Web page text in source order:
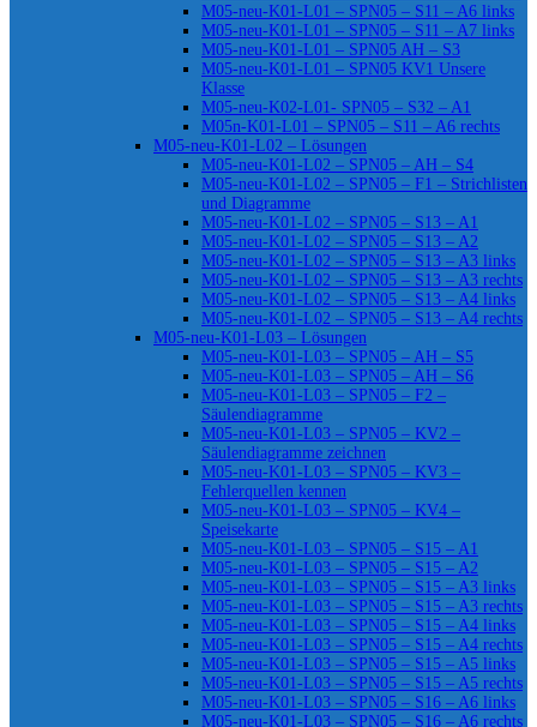
M05-neu-K01-L01 – SPN05 – S11 – A6 links
M05-neu-K01-L01 – SPN05 – S11 – A7 links
M05-neu-K01-L01 – SPN05 AH – S3
M05-neu-K01-L01 – SPN05 KV1 Unsere
Klasse
M05-neu-K02-L01- SPN05 – S32 – A1
M05n-K01-L01 – SPN05 – S11 – A6 rechts
M05-neu-K01-L02 – Lösungen
M05-neu-K01-L02 – SPN05 – AH – S4
M05-neu-K01-L02 – SPN05 – F1 – Strichlisten
und Diagramme
M05-neu-K01-L02 – SPN05 – S13 – A1
M05-neu-K01-L02 – SPN05 – S13 – A2
M05-neu-K01-L02 – SPN05 – S13 – A3 links
M05-neu-K01-L02 – SPN05 – S13 – A3 rechts
M05-neu-K01-L02 – SPN05 – S13 – A4 links
M05-neu-K01-L02 – SPN05 – S13 – A4 rechts
M05-neu-K01-L03 – Lösungen
M05-neu-K01-L03 – SPN05 – AH – S5
M05-neu-K01-L03 – SPN05 – AH – S6
M05-neu-K01-L03 – SPN05 – F2 –
Säulendiagramme
M05-neu-K01-L03 – SPN05 – KV2 –
Säulendiagramme zeichnen
M05-neu-K01-L03 – SPN05 – KV3 –
Fehlerquellen kennen
M05-neu-K01-L03 – SPN05 – KV4 –
Speisekarte
M05-neu-K01-L03 – SPN05 – S15 – A1
M05-neu-K01-L03 – SPN05 – S15 – A2
M05-neu-K01-L03 – SPN05 – S15 – A3 links
M05-neu-K01-L03 – SPN05 – S15 – A3 rechts
M05-neu-K01-L03 – SPN05 – S15 – A4 links
M05-neu-K01-L03 – SPN05 – S15 – A4 rechts
M05-neu-K01-L03 – SPN05 – S15 – A5 links
M05-neu-K01-L03 – SPN05 – S15 – A5 rechts
M05-neu-K01-L03 – SPN05 – S16 – A6 links
M05-neu-K01-L03 – SPN05 – S16 – A6 rechts